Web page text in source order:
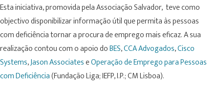
Esta iniciativa, promovida pela Associação Salvador, teve como
objectivo disponibilizar informação útil que permita às pessoas
com deficiência tornar a procura de emprego mais eficaz. A sua
realização contou com o apoio doBES,CCA Advogados,Cisco
Systems,Jason AssociateseOperação de Emprego para Pessoas
com Deficiência(Fundação Liga; IEFP, I.P.; CM Lisboa).